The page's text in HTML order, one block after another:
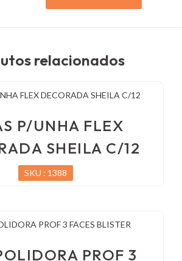
relacionados
P/UNHA FLEX
SHEILA C/12
SKU : 1388
PROF 3